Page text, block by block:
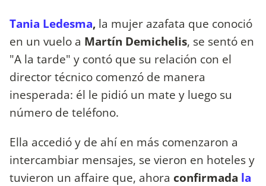
Tania Ledesma, la mujer azafata que conoció
en un vuelo a Martín Demichelis, se sentó en
"A la tarde" y contó que su relación con el
director técnico comenzó de manera
inesperada: él le pidió un mate y luego su
número de teléfono.
Ella accedió y de ahí en más comenzaron a
intercambiar mensajes, se vieron en hoteles y
tuvieron un affaire que, ahora confirmada la